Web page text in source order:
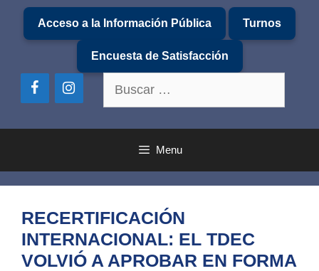
Saltar
contenido
Acceso a la Información Pública Turnos
Encuesta de Satisfacción
Menu
RECERTIFICACIÓN
INTERNACIONAL: EL TDEC
VOLVIÓ A APROBAR EN FORMA